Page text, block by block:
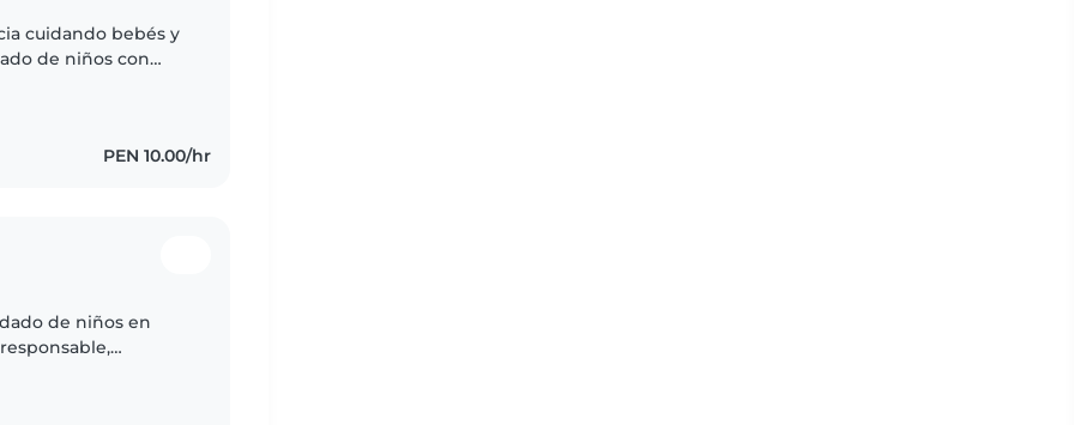
cuidando bebés y
de niños con
PEN 10.00/hr
de niños en